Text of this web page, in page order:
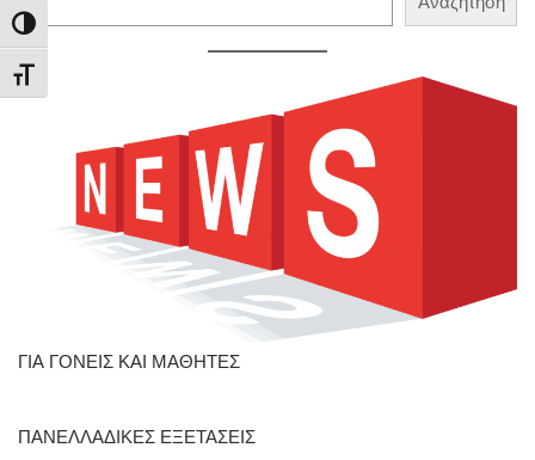
Εναλλαγή Υψηλής Αντίθεσης
Εναλλαγή Μεγέθους Γραμμάτων
ΓΙΑ ΓΟΝΕΙΣ ΚΑΙ ΜΑΘΗΤΕΣ
ΠΑΝΕΛΛΑΔΙΚΕΣ ΕΞΕΤΑΣΕΙΣ